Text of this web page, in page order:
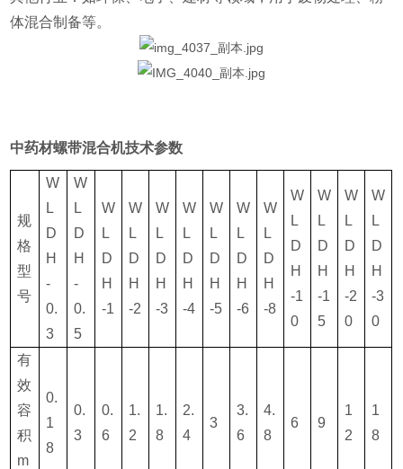
体混合制备等‌。
中药材螺带混合机技术参数
规
格
型
号
W
L
D
H
-
0.
3
W
L
D
H
-
0.
5
W
L
D
H
-1
W
L
D
H
-2
W
L
D
H
-3
W
L
D
H
-4
W
L
D
H
-5
W
L
D
H
-6
W
L
D
H
-8
W
L
D
H
-1
0
W
L
D
H
-1
5
W
L
D
H
-2
0
W
L
D
H
-3
0
有
效
容
积
m
0.
1
8
0.
3
0.
6
1.
2
1.
8
2.
4
3
3.
6
4.
8
6 9
1
2
1
8